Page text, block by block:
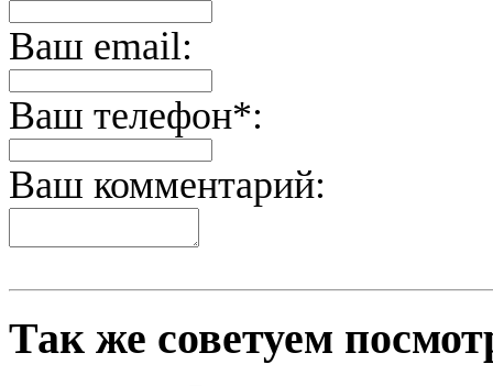
Ваш email:
Ваш телефон*:
Ваш комментарий:
Так же советуем